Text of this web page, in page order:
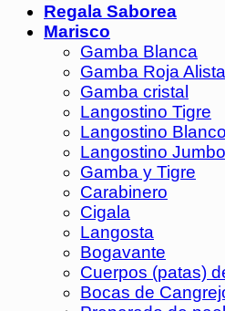
Regala Saborea
Marisco
Gamba Blanca
Gamba Roja
Gamba cristal
Langostino Tigre
Langostino Blanco
Langostino Jumbo
Gamba y Tigre
Carabinero
Cigala
Langosta
Bogavante
Cuerpos (patas)
Bocas de